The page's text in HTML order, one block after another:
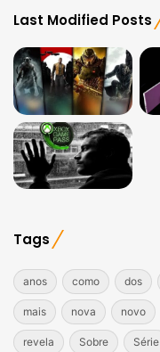
Last Modified Posts
Tags
anos como dos
mais nova novo
revela Sobre Série